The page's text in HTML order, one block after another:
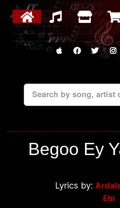
Search by song, artist
Begoo Ey
Lyrics by:
Ebi